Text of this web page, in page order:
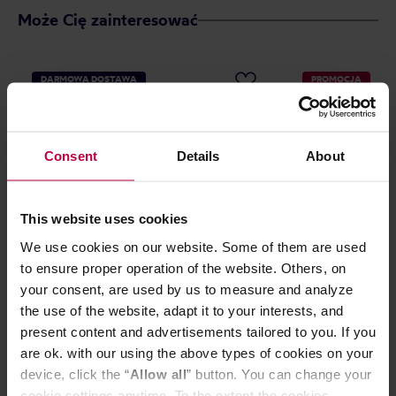
Consent Details About
This website uses cookies
We use cookies on our website. Some of them are used
to ensure proper operation of the website. Others, on
your consent, are used by us to measure and analyze
the use of the website, adapt it to your interests, and
present content and advertisements tailored to you. If you
are ok. with our using the above types of cookies on your
device, click the “Allow all” button. You can change your
Może Cię zainteresować
DARMOWA DOSTAWA
Lelit - PLA301M Dzbanek 500ml z
rysikiem do latte art
219,00 zł
PROMOCJA
Rhino Coffee
Pitcher